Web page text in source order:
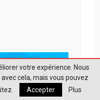
votre expérience. Nous
cela, mais vous pouvez
Accepter Plus